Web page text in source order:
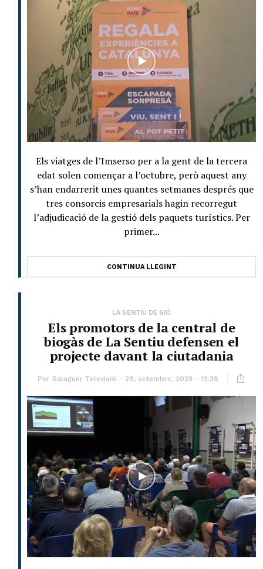
Els viatges de l’Imserso per a la gent de la tercera
edat solen començar a l’octubre, però aquest any
s’han endarrerit unes quantes setmanes després que
tres consorcis empresarials hagin recorregut
l’adjudicació de la gestió dels paquets turístics. Per
primer...
CONTINUA LLEGINT
LA SENTIU DE SIÓ
Els promotors de la central de
biogàs de La Sentiu defensen el
projecte davant la ciutadania
Per Balaguer Televisió 28, setembre, 2023 - 12:38